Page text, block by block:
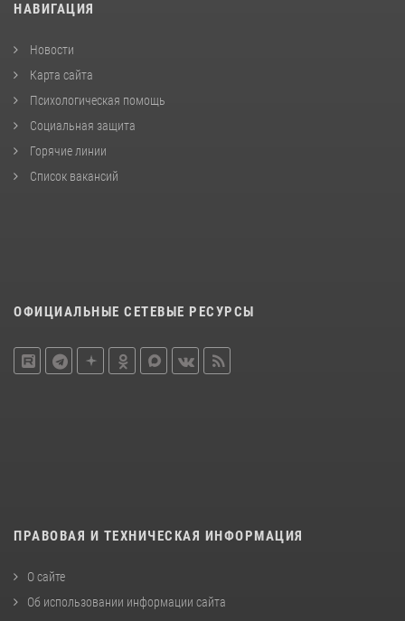
НАВИГАЦИЯ
Новости
Карта сайта
Психологическая помощь
Социальная защита
Горячие линии
Список вакансий
ОФИЦИАЛЬНЫЕ СЕТЕВЫЕ РЕСУРСЫ
ПРАВОВАЯ И ТЕХНИЧЕСКАЯ ИНФОРМАЦИЯ
О сайте
Об использовании информации сайта